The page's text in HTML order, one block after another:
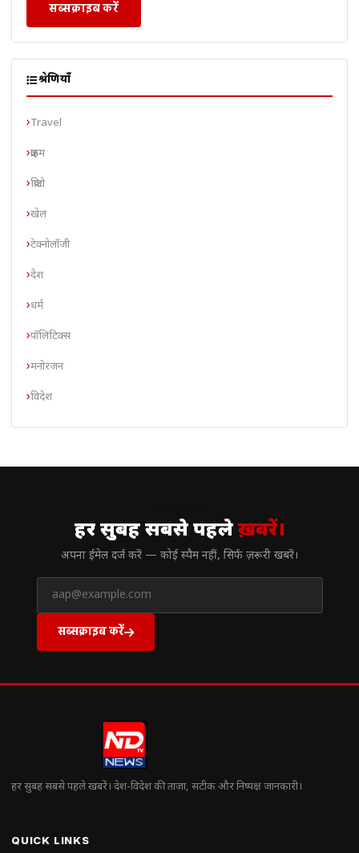
सब्सक्राइब करें
श्रेणियाँ
Travel
क्राइम
क्रिप्टो
खेल
टेक्नोलॉजी
देश
धर्म
पॉलिटिक्स
मनोरंजन
विदेश
हर सुबह सबसे पहलेख़बरें।
अपना ईमेल दर्ज करें — कोई स्पैम नहीं, सिर्फ ज़रूरी खबरें।
सब्सक्राइब करें
हर सुबह सबसे पहले खबरें। देश-विदेश की ताज़ा, सटीक और निष्पक्ष जानकारी।
QUICK LINKS